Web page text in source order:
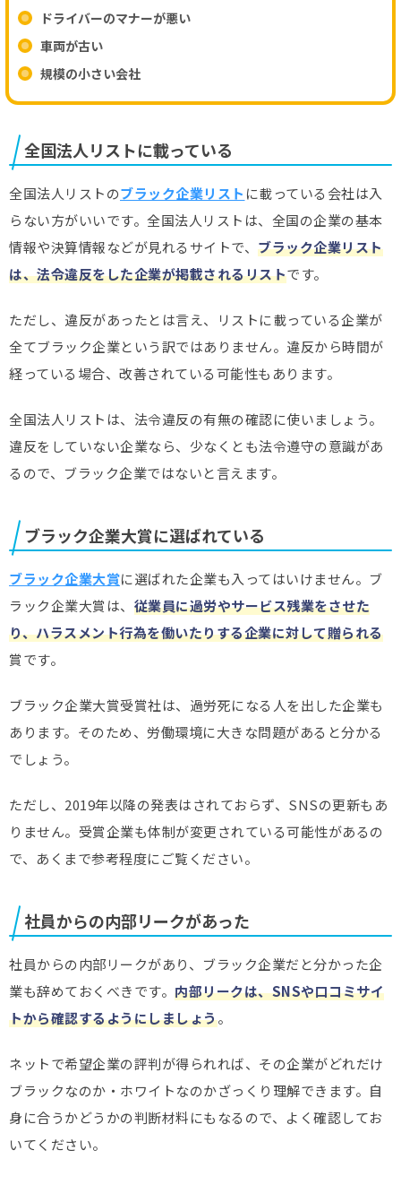
ドライバーのマナーが悪い
車両が古い
規模の小さい会社
全国法人リストに載っている
全国法人リストのブラック企業リスト に載っている会社は入
らない方がいいです。全国法人リストは、全国の企業の基本
情報や決算情報などが見れるサイトで、 ブラック企業リスト
は、法令違反をした企業が掲載されるリストです。
ただし、違反があったとは言え、リストに載っている企業が
全てブラック企業という訳ではありません。違反から時間が
経っている場合、改善されている可能性もあります。
全国法人リストは、法令違反の有無の確認に使いましょう。
違反をしていない企業なら、少なくとも法令遵守の意識があ
るので、ブラック企業ではないと言えます。
ブラック企業大賞に選ばれている
ブラック企業大賞に選ばれた企業も入ってはいけません。ブ
ラック企業大賞は、 従業員に過労やサービス残業をさせた
り、ハラスメント行為を働いたりする企業に対して贈られる
賞です。
ブラック企業大賞受賞社は、過労死になる人を出した企業も
あります。そのため、労働環境に大きな問題があると分かる
でしょう。
ただし、2019年以降の発表はされておらず、SNSの更新もあ
りません。受賞企業も体制が変更されている可能性があるの
で、あくまで参考程度にご覧ください。
社員からの内部リークがあった
社員からの内部リークがあり、ブラック企業だと分かった企
業も辞めておくべきです。 内部リークは、SNSや口コミサイ
トから確認するようにしましょう。
ネットで希望企業の評判が得られれば、その企業がどれだけ
ブラックなのか・ホワイトなのかざっくり理解できます。自
身に合うかどうかの判断材料にもなるので、よく確認してお
いてください。